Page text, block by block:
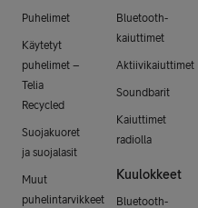
Puhelimet
Käytetyt
puhelimet –
Telia
Recycled
Suojakuoret
ja suojalasit
Muut
puhelintarvikkeet
Bluetooth-
kaiuttimet
Aktiivikaiuttimet
Soundbarit
Kaiuttimet
radiolla
Kuulokkeet
Bluetooth-